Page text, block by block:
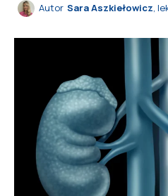
Autor Sara Aszkiełowicz,